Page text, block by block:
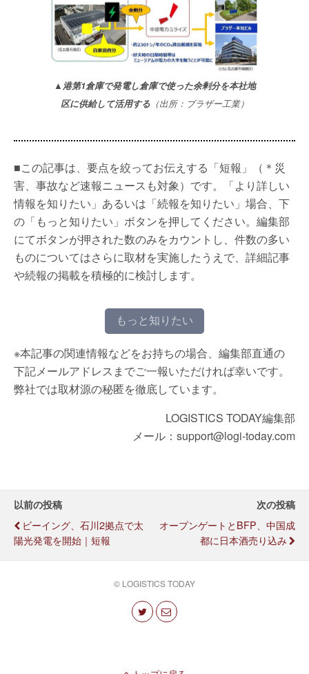
▲港第1倉庫で発電し倉庫で使った余剰分を本社地
区に供給して活用する（出所：ブラザー工業）
■この記事は、要点を絞ってお伝えする「短報」（＊災
害、事故など速報ニュースも対象）です。「より詳しい
情報を知りたい」あるいは「続報を知りたい」場合、下
の「もっと知りたい」ボタンを押してください。編集部
にてボタンが押された数のみをカウントし、件数の多い
ものについてはさらに取材を実施したうえで、詳細記事
や続報の掲載を積極的に検討します。
もっと知りたい
※本記事の関連情報などをお持ちの場合、編集部直通の
下記メールアドレスまでご一報いただければ幸いです。
弊社では取材源の秘匿を徹底しています。
LOGISTICS TODAY編集部
メール：support@logi-today.com
以前の投稿
ビーイング、石川2拠点で太
陽光発電を開始｜短報
次の投稿
オープンゲートとBFP、中国成
都に日本酒売り込み
© LOGISTICS TODAY